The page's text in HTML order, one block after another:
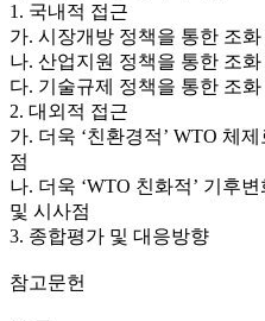
1. 국내적 접근
가. 시장개방 정책을 통한 조화
나. 산업지원 정책을 통한 조화
다. 기술규제 정책을 통한 조화
2. 대외적 접근
가. 더욱 ‘친환경적’ WTO 체
점
나. 더욱 ‘WTO 친화적’ 기후
및 시사점
3. 종합평가 및 대응방향
참고문헌